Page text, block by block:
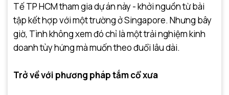
Tế TP HCM tham gia dự án này - khởi nguồn từ bài
tập kết hợp với một trường ở Singapore. Nhưng bây
giờ, Tình không xem đó chỉ là một trải nghiệm kinh
doanh tùy hứng mà muốn theo đuổi lâu dài.
Trở về với phương pháp tắm cổ xưa